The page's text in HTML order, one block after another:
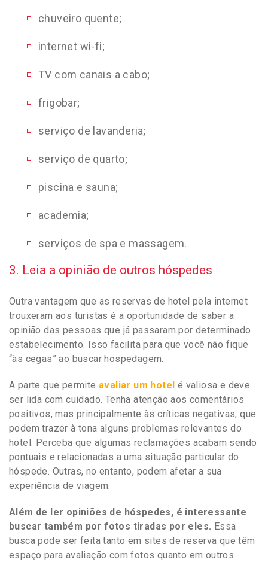
chuveiro quente;
internet wi-fi;
TV com canais a cabo;
frigobar;
serviço de lavanderia;
serviço de quarto;
piscina e sauna;
academia;
serviços de spa e massagem.
3. Leia a opinião de outros hóspedes
Outra vantagem que as reservas de hotel pela internet
trouxeram aos turistas é a oportunidade de saber a
opinião das pessoas que já passaram por determinado
estabelecimento. Isso facilita para que você não fique
“às cegas” ao buscar hospedagem.
A parte que permite avaliar um hotel é valiosa e deve
ser lida com cuidado. Tenha atenção aos comentários
positivos, mas principalmente às críticas negativas, que
podem trazer à tona alguns problemas relevantes do
hotel. Perceba que algumas reclamações acabam sendo
pontuais e relacionadas a uma situação particular do
hóspede. Outras, no entanto, podem afetar a sua
experiência de viagem.
Além de ler opiniões de hóspedes, é interessante
buscar também por fotos tiradas por eles. Essa
busca pode ser feita tanto em sites de reserva que têm
espaço para avaliação com fotos quanto em outros